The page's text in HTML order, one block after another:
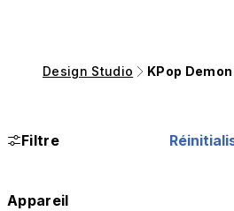
Design Studio KPop
Filtre
Appareil